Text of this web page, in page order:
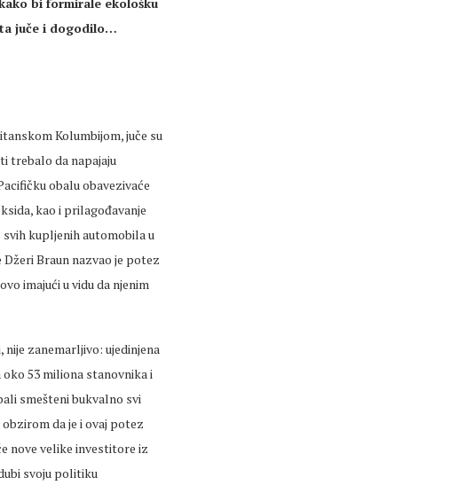
juče i dogodilo…
Kolumbijom, juče su
trebalo da napajaju
obalu obavezivaće
kao i prilagođavanje
svih kupljenih automobila u
Braun nazvao je potez
imajući u vidu da njenim
zanemarljivo: ujedinjena
oko 53 miliona stanovnika i
smešteni bukvalno svi
da je i ovaj potez
nove velike investitore iz
svoju politiku